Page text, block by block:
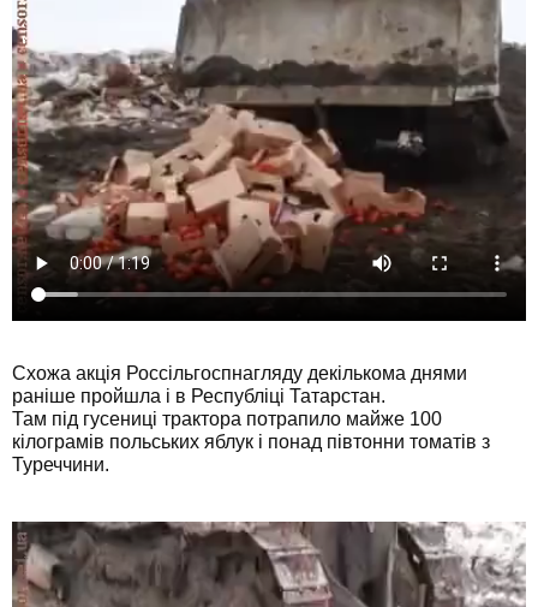
Схожа акція Россільгоспнагляду декількома днями
раніше пройшла і в Республіці Татарстан.
Там під гусениці трактора потрапило майже 100
кілограмів польських яблук і понад півтонни томатів з
Туреччини.